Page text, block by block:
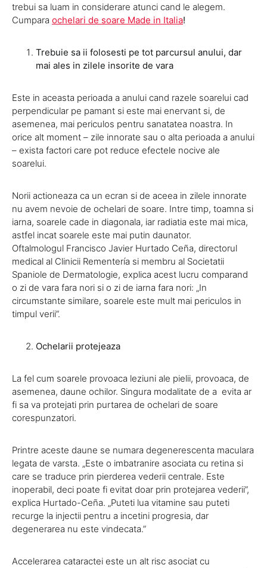
trebui sa luam in considerare atunci cand le alegem.
Cumpara ochelari de soare Made in Italia!
Trebuie sa ii folosesti pe tot parcursul anului, dar
mai ales in zilele insorite de vara
Este in aceasta perioada a anului cand razele soarelui cad
perpendicular pe pamant si este mai enervant si, de
asemenea, mai periculos pentru sanatatea noastra. In
orice alt moment – zile innorate sau o alta perioada a anului
– exista factori care pot reduce efectele nocive ale
soarelui.
Norii actioneaza ca un ecran si de aceea in zilele innorate
nu avem nevoie de ochelari de soare. Intre timp, toamna si
iarna, soarele cade in diagonala, iar radiatia este mai mica,
astfel incat soarele este mai putin daunator.
Oftalmologul Francisco Javier Hurtado Ceña, directorul
medical al Clinicii Rementería si membru al Societatii
Spaniole de Dermatologie, explica acest lucru comparand
o zi de vara fara nori si o zi de iarna fara nori: „In
circumstante similare, soarele este mult mai periculos in
timpul verii”.
Ochelarii protejeaza
La fel cum soarele provoaca leziuni ale pielii, provoaca, de
asemenea, daune ochilor. Singura modalitate de a evita ar
fi sa va protejati prin purtarea de ochelari de soare
corespunzatori.
Printre aceste daune se numara degenerescenta maculara
legata de varsta. „Este o imbatranire asociata cu retina si
care se traduce prin pierderea vederii centrale. Este
inoperabil, deci poate fi evitat doar prin protejarea vederii”,
explica Hurtado-Ceña. „Puteti lua vitamine sau puteti
recurge la injectii pentru a incetini progresia, dar
degenerarea nu este vindecata.”
Accelerarea cataractei este un alt risc asociat cu